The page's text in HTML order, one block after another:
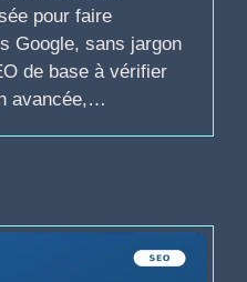
pour faire
Google, sans jargon
de base à vérifier
avancée,…